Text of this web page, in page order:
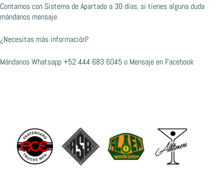
Contamos con Sistema de Apartado a 30 días, si tienes alguna duda
mándanos mensaje.
¿Necesitas más información?
Mándanos Whatsapp+52 444 683 6045 o Mensaje en Facebook